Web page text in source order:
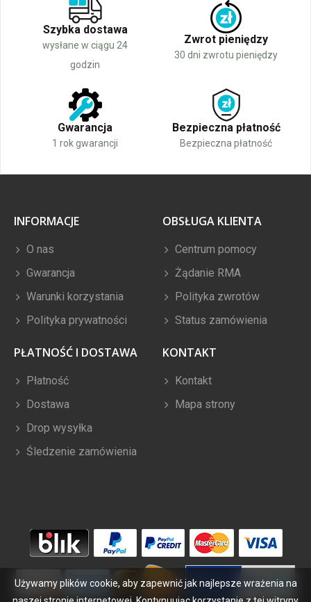
Szybka dostawa
wysłane w ciągu 24
godzin
Zwrot pieniędzy
30 dni zwrotu pieniędzy
Gwarancja
1 rok gwarancji
Bezpieczna płatność
Bezpieczna płatność
INFORMACJE
O nas
Gwarancja
Warunki korzystania
Polityka prywatności
OBSŁUGA KLIENTA
Centrum pomocy
Żądanie RMA
Polityka zwrotów
Status zamówienia
PŁATNOŚĆ I DOSTAWA
Płatność
Dostawa
Drop wysyłka
Śledzenie zamówienia
KONTAKT
Kontakt
Mapa strony
Używamy plików cookie, aby zapewnić jak najlepsze wrażenia na